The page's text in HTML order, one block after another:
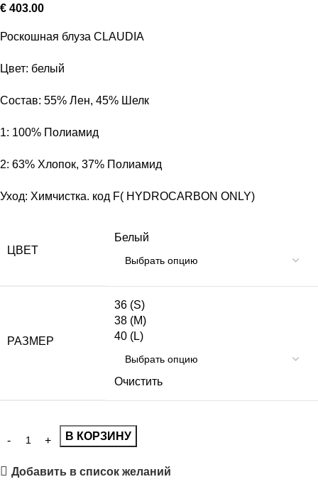
€ 403.00
Роскошная блуза CLAUDIA
Цвет: белый
Состав: 55% Лен, 45% Шелк
1: 100% Полиамид
2: 63% Хлопок, 37% Полиамид
Уход: Химчистка. код F( HYDROCARBON ONLY)
ЦВЕТ
Белый
РАЗМЕР
36 (S)
38 (M)
40 (L)
Очистить
В КОРЗИНУ
Добавить в список желаний